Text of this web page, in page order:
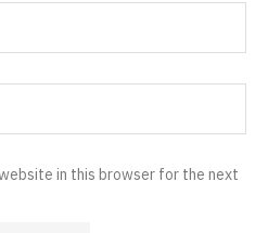
in this browser for the next